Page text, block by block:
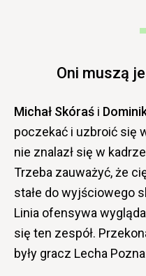
Oni muszą
Michał Skóraś i
poczekać i uzbroić się
nie znalazł się w
Trzeba zauważyć, że
stałe do wyjściowego
Linia ofensywa
się ten zespół.
były gracz Lecha